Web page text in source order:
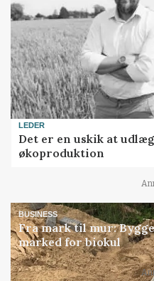
LEDER
Det er en uskik at
økoproduktion
BUSINESS
Fra mark til mur:
marked for biokul